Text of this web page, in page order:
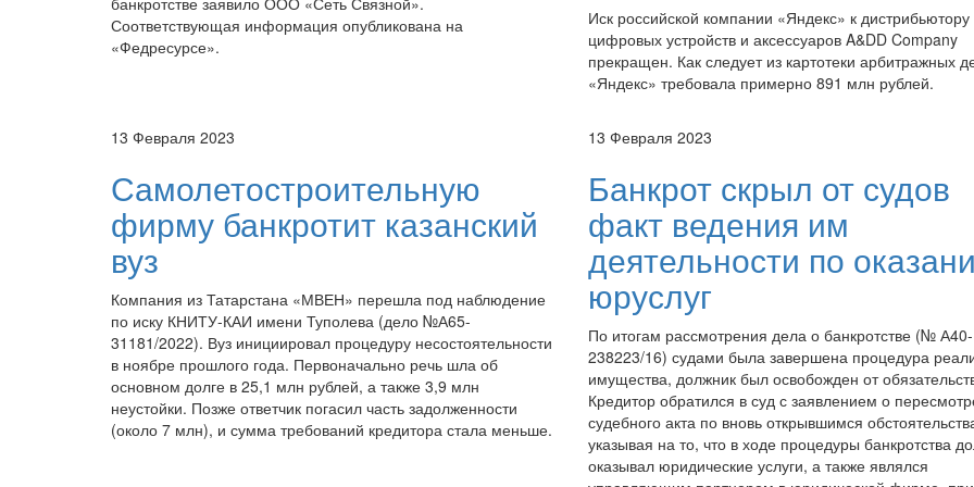
Соответствующая информация опубликована на
«Федресурсе».
Иск российской компании «Яндекс» к дистрибьютору
цифровых устройств и аксессуаров A&DD Company
прекращен. Как следует из картотеки арбитражных
«Яндекс» требовала примерно 891 млн рублей.
13 Февраля 2023
Самолетостроительную
фирму банкротит казанский
вуз
Компания из Татарстана «МВЕН» перешла под наблюдение
по иску КНИТУ-КАИ имени Туполева (дело №А65-
31181/2022). Вуз инициировал процедуру несостоятельности
в ноябре прошлого года. Первоначально речь шла об
основном долге в 25,1 млн рублей, а также 3,9 млн
неустойки. Позже ответчик погасил часть задолженности
(около 7 млн), и сумма требований кредитора стала меньше.
13 Февраля 2023
Банкрот скрыл от судов
факт ведения им
деятельности по
юруслуг
По итогам рассмотрения дела о банкротстве (№ А40-
238223/16) судами была завершена процедура
имущества, должник был освобожден от
Кредитор обратился в суд с заявлением о
судебного акта по вновь открывшимся
указывая на то, что в ходе процедуры банкротства
оказывал юридические услуги, а также являлся